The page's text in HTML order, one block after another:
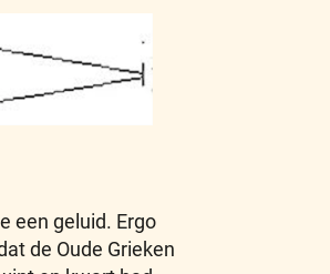
een geluid. Ergo
de Oude Grieken